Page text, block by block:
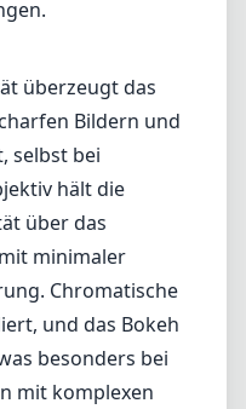
und das Bokeh
besonders bei
mit komplexen
Allerdings
eine
Ihre
und
wenn dies nicht
2-5x gehört zu
dieses